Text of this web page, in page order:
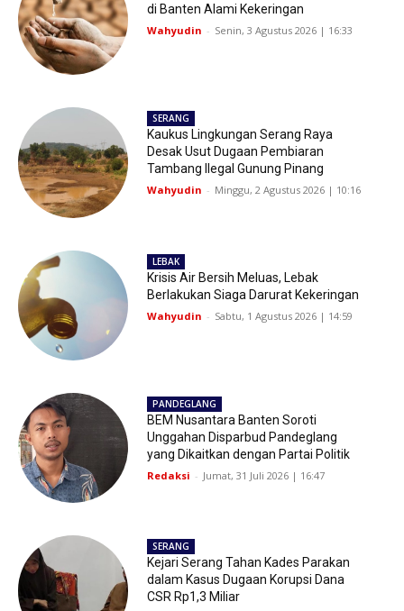
di Banten Alami Kekeringan
Wahyudin - Senin, 3 Agustus 2026 | 16:33
SERANG
Kaukus Lingkungan Serang Raya
Desak Usut Dugaan Pembiaran
Tambang Ilegal Gunung Pinang
Wahyudin - Minggu, 2 Agustus 2026 | 10:16
LEBAK
Krisis Air Bersih Meluas, Lebak
Berlakukan Siaga Darurat Kekeringan
Wahyudin - Sabtu, 1 Agustus 2026 | 14:59
PANDEGLANG
BEM Nusantara Banten Soroti
Unggahan Disparbud Pandeglang
yang Dikaitkan dengan Partai Politik
Redaksi - Jumat, 31 Juli 2026 | 16:47
SERANG
Kejari Serang Tahan Kades Parakan
dalam Kasus Dugaan Korupsi Dana
CSR Rp1,3 Miliar